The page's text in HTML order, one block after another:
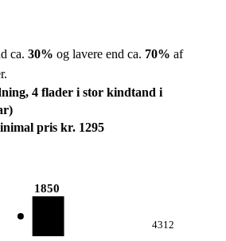
ca. 30% og lavere end ca. 70% af
4 flader i stor kindtand i
pris kr. 1295
1850
4312